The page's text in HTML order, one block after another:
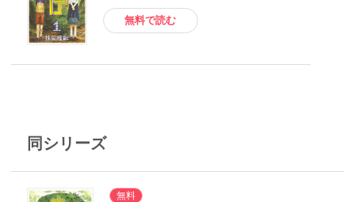
無料で読む
同シリーズ
無料